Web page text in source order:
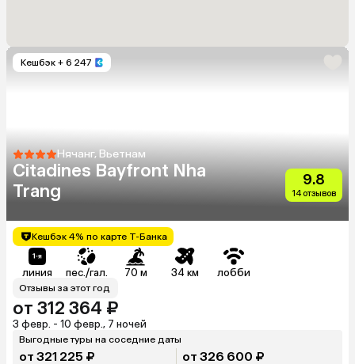
Кешбэк + 6 247
Нячанг, Вьетнам
Citadines Bayfront Nha
Trang
9.8
14 отзывов
Кешбэк 4% по карте Т-Банка
линия пес./гал. 70 м 34 км лобби
Отзывы за этот год
от 312 364 ₽
3 февр. - 10 февр., 7 ночей
Выгодные туры на соседние даты
от 321 225 ₽ от 326 600 ₽